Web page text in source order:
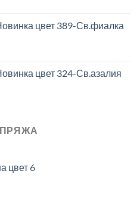
цвет 389-Св.фиалка
цвет 324-Св.азалия
цвет 6